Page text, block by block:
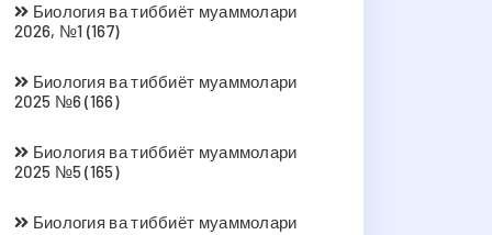
Биология ва тиббиёт муаммолари
2026, №1 (167)
Биология ва тиббиёт муаммолари
2025 №6 (166)
Биология ва тиббиёт муаммолари
2025 №5 (165)
Биология ва тиббиёт муаммолари